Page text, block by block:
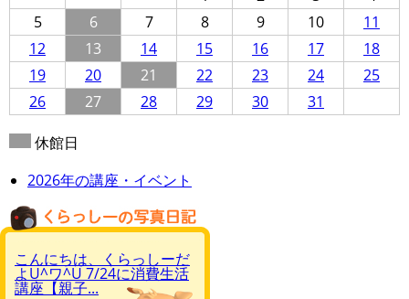
5
6 7 8 9 10
11
12
13 14 15 16 17
18
19
20 21 22 23 24
25
26
27 28 29 30 31
休館日
2026年の講座・イベント
こんにちは、くらっしーだ
よU^ワ^U 7/24に消費生活
講座【親子...